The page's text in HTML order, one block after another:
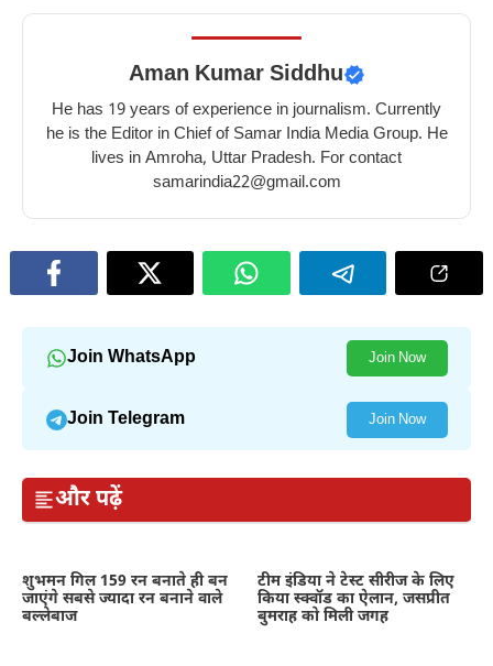
Aman Kumar Siddhu
He has 19 years of experience in journalism. Currently
he is the Editor in Chief of Samar India Media Group. He
lives in Amroha, Uttar Pradesh. For contact
samarindia22@gmail.com
Join WhatsApp Join Now
Join Telegram Join Now
और पढ़ें
शुभमन गिल 159 रन बनाते ही बन
जाएंगे सबसे ज्यादा रन बनाने वाले
बल्लेबाज
टीम इंडिया ने टेस्ट सीरीज के लिए
किया स्क्वॉड का ऐलान, जसप्रीत
बुमराह को मिली जगह